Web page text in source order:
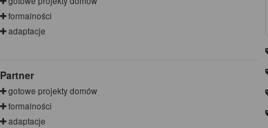
formalności
adaptacje
Partner
gotowe projekty domów
formalności
adaptacje